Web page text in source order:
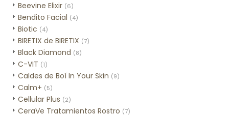
Beevine Elixir (6)
Bendito Facial (4)
Biotic (4)
BIRETIX de BIRETIX (7)
Black Diamond (8)
C-VIT (1)
Caldes de Boí In Your Skin (9)
Calm+ (5)
Cellular Plus (2)
CeraVe Tratamientos Rostro (7)